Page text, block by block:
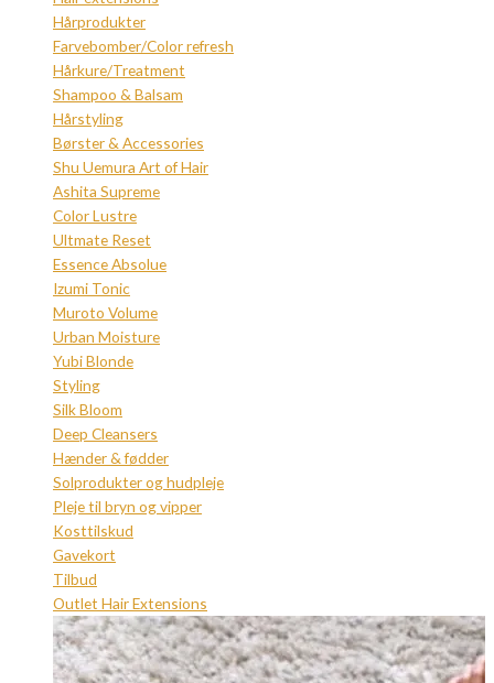
Hårprodukter
Farvebomber/Color refresh
Hårkure/Treatment
Shampoo & Balsam
Hårstyling
Børster & Accessories
Shu Uemura Art of Hair
Ashita Supreme
Color Lustre
Ultmate Reset
Essence Absolue
Izumi Tonic
Muroto Volume
Urban Moisture
Yubi Blonde
Styling
Silk Bloom
Deep Cleansers
Hænder & fødder
Solprodukter og hudpleje
Pleje til bryn og vipper
Kosttilskud
Gavekort
Tilbud
Outlet Hair Extensions